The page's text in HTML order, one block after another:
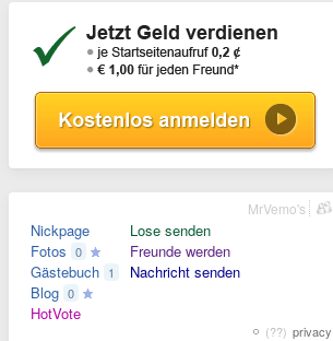
Nickpage
Fotos 0
Gästebuch 1
Blog 0
HotVote
Lose senden
Freunde werden
Nachricht senden
(??) privacy
MrVemo's